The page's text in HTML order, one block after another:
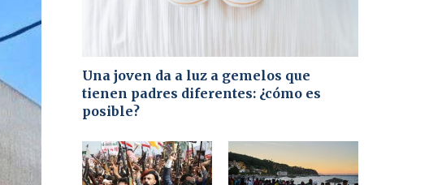
Una joven da a luz a gemelos que
tienen padres diferentes: ¿cómo es
posible?